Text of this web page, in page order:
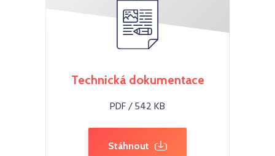
Technická dokumentace
PDF / 542 KB
Stáhnout